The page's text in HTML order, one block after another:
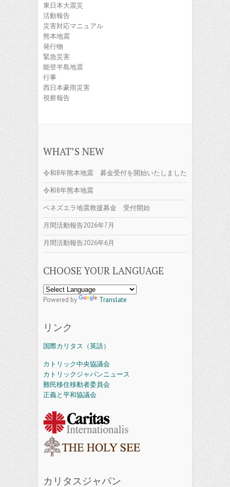
東日本大震災
活動報告
災害対応マニュアル
熊本地震
発行物
緊急災害
能登半島地震
行事
西日本豪雨災害
視察報告
WHAT’S NEW
令和8年熊本地震 募金受付を開始いたしました
令和8年熊本地震
ベネズエラ地震救援募金 受付開始
月間活動報告2026年7月
月間活動報告2026年6月
CHOOSE YOUR LANGUAGE
Powered by Translate
リンク
国際カリタス（英語）
カトリック中央協議会
カトリックジャパンニュース
難民移住移動者委員会
正義と平和協議会
カリタスジャパン